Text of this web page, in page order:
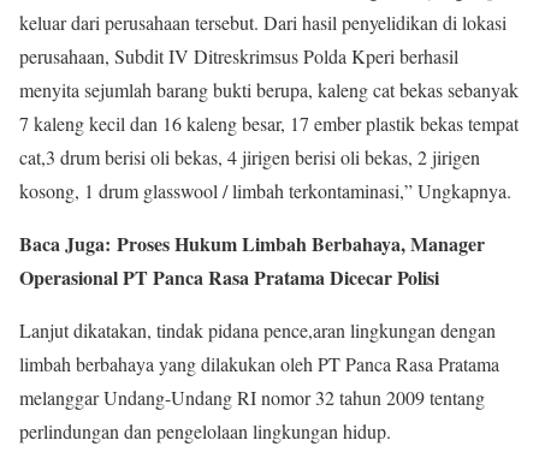
keluar dari perusahaan tersebut. Dari hasil penyelidikan di lokasi
perusahaan, Subdit IV Ditreskrimsus Polda Kperi berhasil
menyita sejumlah barang bukti berupa, kaleng cat bekas sebanyak
7 kaleng kecil dan 16 kaleng besar, 17 ember plastik bekas tempat
cat,3 drum berisi oli bekas, 4 jirigen berisi oli bekas, 2 jirigen
kosong, 1 drum glasswool / limbah terkontaminasi,” Ungkapnya.
Baca Juga: Proses Hukum Limbah Berbahaya, Manager
Operasional PT Panca Rasa Pratama Dicecar Polisi
Lanjut dikatakan, tindak pidana pence,aran lingkungan dengan
limbah berbahaya yang dilakukan oleh PT Panca Rasa Pratama
melanggar Undang-Undang RI nomor 32 tahun 2009 tentang
perlindungan dan pengelolaan lingkungan hidup.